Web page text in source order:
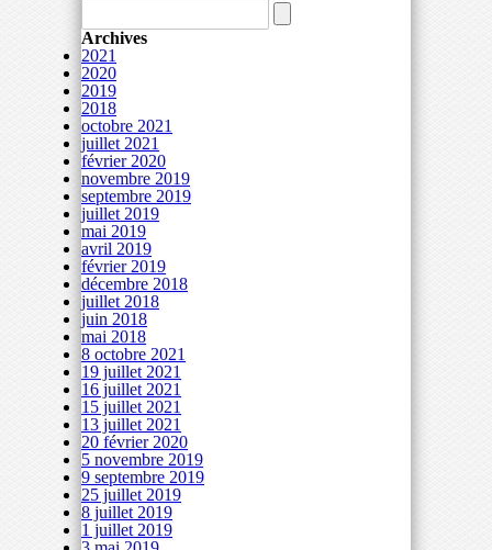
Archives
2021
2020
2019
2018
octobre 2021
juillet 2021
février 2020
novembre 2019
septembre 2019
juillet 2019
mai 2019
avril 2019
février 2019
décembre 2018
juillet 2018
juin 2018
mai 2018
8 octobre 2021
19 juillet 2021
16 juillet 2021
15 juillet 2021
13 juillet 2021
20 février 2020
5 novembre 2019
9 septembre 2019
25 juillet 2019
8 juillet 2019
1 juillet 2019